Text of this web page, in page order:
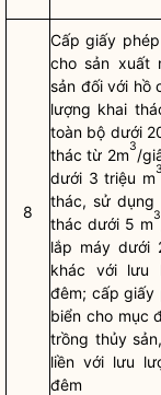
8
Cấp giấy
cho sản xuất
sản đối với hồ
lượng khai
toàn bộ dưới
thác từ 2m3/
dưới 3 triệu m3
thác, sử dụng
thác dưới 5 m3
lắp máy dưới
khác với lưu
đêm; cấp giấy
biển cho mục
trồng thủy
liền với lưu
đêm